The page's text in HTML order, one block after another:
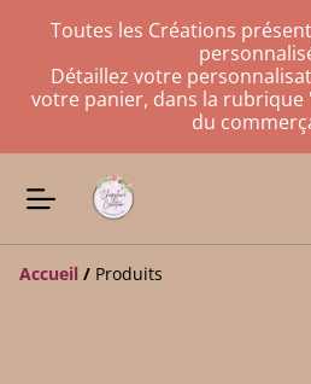
Toutes les Créations
Détaillez votre
votre panier, dans la rubrique
du
Accueil / Produits